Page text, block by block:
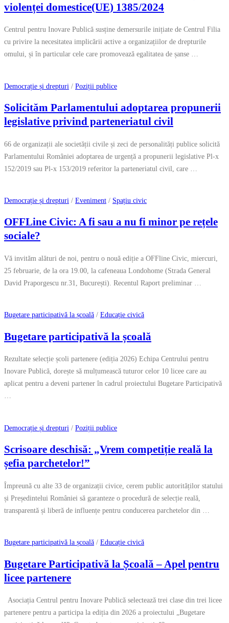
violenței domestice(UE) 1385/2024
Centrul pentru Inovare Publică susține demersurile inițiate de Centrul Filia
cu privire la necesitatea implicării active a organizațiilor de drepturile
omului, și în particular cele care promovează egalitatea de șanse …
Democrație și drepturi / Poziții publice
Solicităm Parlamentului adoptarea propunerii
legislative privind parteneriatul civil
66 de organizații ale societății civile și zeci de personalități publice solicită
Parlamentului României adoptarea de urgență a propunerii legislative Pl-x
152/2019 sau Pl-x 153/2019 referitor la parteneriatul civil, care …
Democrație și drepturi / Eveniment / Spațiu civic
OFFLine Civic: A fi sau a nu fi minor pe rețele
sociale?
Vă invităm alături de noi, pentru o nouă ediție a OFFline Civic, miercuri,
25 februarie, de la ora 19.00, la cafeneaua Londohome (Strada General
David Praporgescu nr.31, București). Recentul Raport preliminar …
Bugetare participativă la școală / Educație civică
Bugetare participativă la școală
Rezultate selecție școli partenere (ediția 2026) Echipa Centrului pentru
Inovare Publică, dorește să mulțumească tuturor celor 10 licee care au
aplicat pentru a deveni partener în cadrul proiectului Bugetare Participativă
…
Democrație și drepturi / Poziții publice
Scrisoare deschisă: „Vrem competiție reală la
șefia parchetelor!”
Împreună cu alte 33 de organizații civice, cerem public autorităților statului
și Președintelui României să garanteze o procedură de selecție reală,
transparentă și liberă de influențe pentru conducerea parchetelor din …
Bugetare participativă la școală / Educație civică
Bugetare Participativă la Școală – Apel pentru
licee partenere
Asociația Centrul pentru Inovare Publică selectează trei clase din trei licee
partenere pentru a participa la ediția din 2026 a proiectului „Bugetare